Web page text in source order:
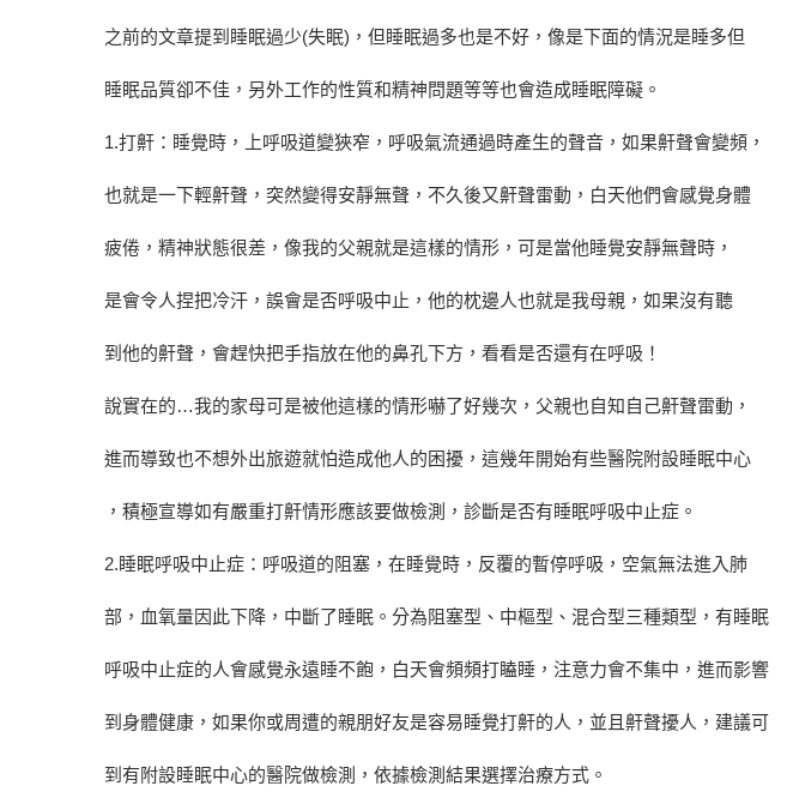
之前的文章提到睡眠過少(失眠)，但睡眠過多也是不好，像是下面的情況是睡多但
睡眠品質卻不佳，另外工作的性質和精神問題等等也會造成睡眠障礙。
1.打鼾：睡覺時，上呼吸道變狹窄，呼吸氣流通過時產生的聲音，如果鼾聲會變頻，
也就是一下輕鼾聲，突然變得安靜無聲，不久後又鼾聲雷動，白天他們會感覺身體
疲倦，精神狀態很差，像我的父親就是這樣的情形，可是當他睡覺安靜無聲時，
是會令人捏把冷汗，誤會是否呼吸中止，他的枕邊人也就是我母親，如果沒有聽
到他的鼾聲，會趕快把手指放在他的鼻孔下方，看看是否還有在呼吸！
說實在的…我的家母可是被他這樣的情形嚇了好幾次，父親也自知自己鼾聲雷動，
進而導致也不想外出旅遊就怕造成他人的困擾，這幾年開始有些醫院附設睡眠中心
，積極宣導如有嚴重打鼾情形應該要做檢測，診斷是否有睡眠呼吸中止症。
2.睡眠呼吸中止症：呼吸道的阻塞，在睡覺時，反覆的暫停呼吸，空氣無法進入肺
部，血氧量因此下降，中斷了睡眠。分為阻塞型、中樞型、混合型三種類型，有睡眠
呼吸中止症的人會感覺永遠睡不飽，白天會頻頻打瞌睡，注意力會不集中，進而影響
到身體健康，如果你或周遭的親朋好友是容易睡覺打鼾的人，並且鼾聲擾人，建議可
到有附設睡眠中心的醫院做檢測，依據檢測結果選擇治療方式。